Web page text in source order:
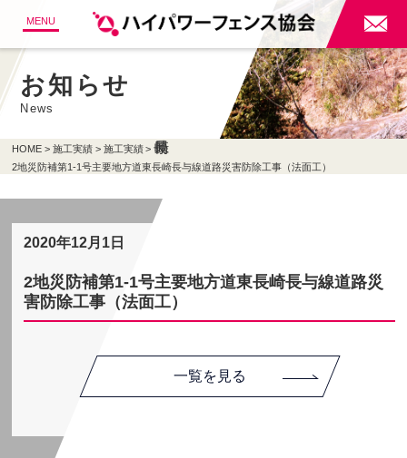
MENU 
お知らせ
News
HOME 施工実績
施工実績
2地災防補第1-1号主要地方道東長崎長与線道路災害防除工事（法面工）
2020年12月1日
2地災防補第1-1号主要地方道東長崎長与線道路災
害防除工事（法面工）
一覧を見る